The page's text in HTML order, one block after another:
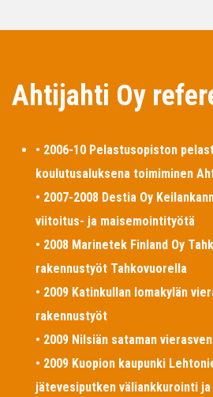
Ahtijahti Oy
• 2006-10 Pelastusopiston
koulutusaluksena toimiminen
• 2007-2008 Destia Oy
viitoitus- ja maisemointityötä
• 2008 Marinetek Finland Oy
rakennustyöt Tahkovuorella
• 2009 Katinkullan lomakylän
rakennustyöt
• 2009 Nilsiän sataman
• 2009 Kuopion kaupunki
jätevesiputken väliankkurointi ja